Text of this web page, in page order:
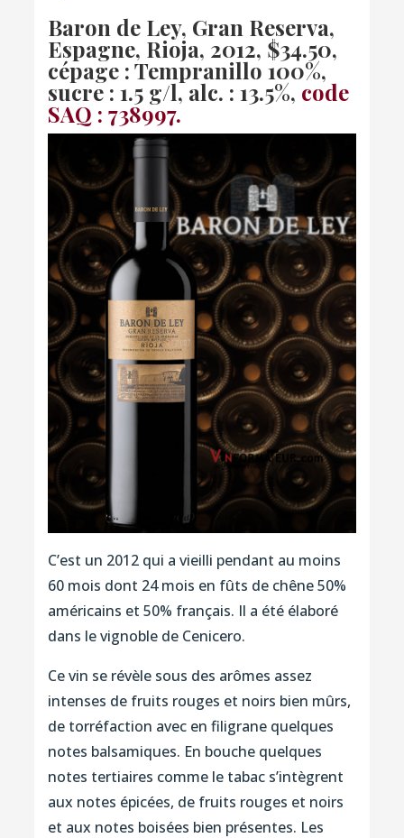
Baron de Ley, Gran Reserva,
Espagne, Rioja, 2012, $34.50,
cépage : Tempranillo 100%,
sucre : 1.5 g/l, alc. : 13.5%, code
SAQ : 738997.
C’est un 2012 qui a vieilli pendant au moins
60 mois dont 24 mois en fûts de chêne 50%
américains et 50% français. Il a été élaboré
dans le vignoble de Cenicero.
Ce vin se révèle sous des arômes assez
intenses de fruits rouges et noirs bien mûrs,
de torréfaction avec en filigrane quelques
notes balsamiques. En bouche quelques
notes tertiaires comme le tabac s’intègrent
aux notes épicées, de fruits rouges et noirs
et aux notes boisées bien présentes. Les